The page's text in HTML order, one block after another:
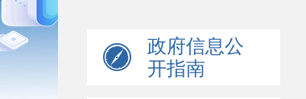
政府信息公
开指南